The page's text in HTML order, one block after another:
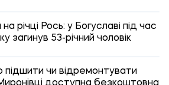
на річці Рось: у Богуславі під час
загинув 53-річний чоловік
підшити чи відремонтувати
доступна безкоштовна